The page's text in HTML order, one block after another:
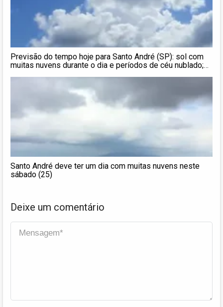
Previsão do tempo hoje para Santo André (SP): sol com
muitas nuvens durante o dia e períodos de céu nublado;
Santo André deve ter um dia com muitas nuvens neste
sábado (25)
Deixe um comentário